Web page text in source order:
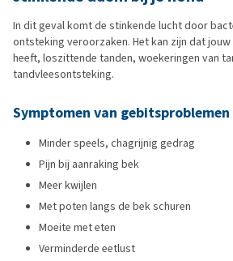
In dit geval komt de stinkende lucht door
ontsteking veroorzaken. Het kan zijn dat
heeft, loszittende tanden, woekeringen van
tandvleesontsteking.
Symptomen van
Minder speels, chagrijnig gedrag
Pijn bij aanraking bek
Meer kwijlen
Met poten langs de bek schuren
Moeite met eten
Verminderde eetlust